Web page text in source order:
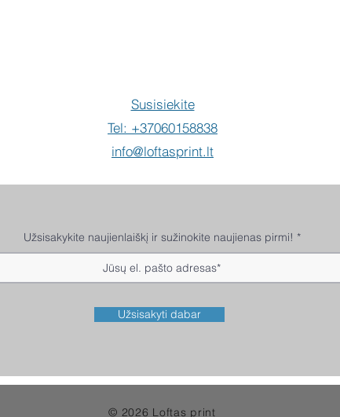
Susisiekite
Tel: +37060158838
info@loftasprint.lt
Užsisakykite naujienlaiškį ir sužinokite naujienas pirmi!
Užsisakyti dabar
© 2026 Loftas print